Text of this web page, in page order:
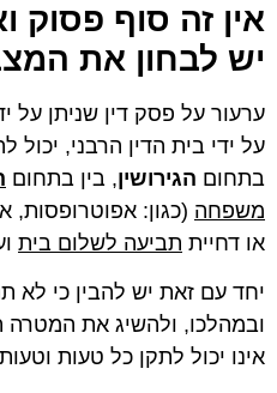
אין זה סוף פסוק
יש לבחון את
ערעור על פסק דין שניתן על
על ידי בית הדין הרבני,
בתחום הגירושין, בין בתחום
משפחה (כגון: אפוטרופסות,
או דחיית תביעה לשלום בית
יחד עם זאת יש להבין כי לא
ובמהלכו, ולהשיג את המטרה
אינו יכול לתקן כל טעות